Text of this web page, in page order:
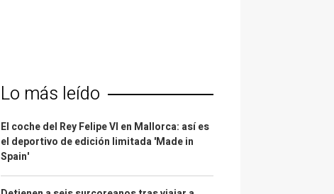
Lo más leído
El coche del Rey Felipe VI en Mallorca: así es
el deportivo de edición limitada 'Made in
Spain'